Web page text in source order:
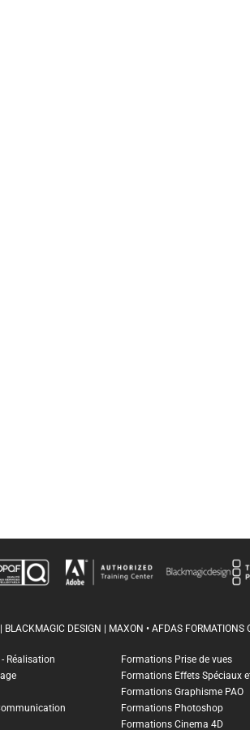
BLACKMAGIC DESIGN | MAXON • AFDAS
Réalisation Formations Prise de vues
Formations Effets Spéciaux
Formations Graphisme PAO
Formations Photoshop
Formations Cinema 4D